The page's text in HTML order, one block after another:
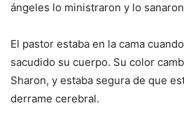
ángeles lo ministraron y lo
El pastor estaba en la cama
sacudido su cuerpo. Su color
Sharon, y estaba segura de que
derrame cerebral.